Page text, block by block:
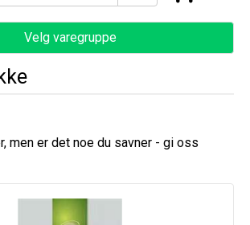
Velg varegruppe
men er det noe du savner - gi oss